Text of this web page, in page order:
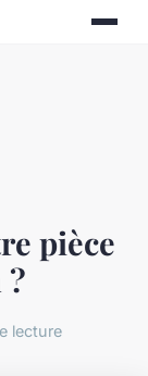
pièce
lecture